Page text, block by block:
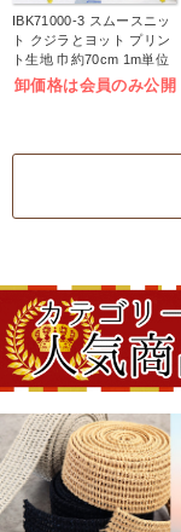
IBK71000-3 スムースニッ
ト クジラとヨット プリン
ト生地 巾約70cm 1m単位
(m)
卸価格は会員のみ公開